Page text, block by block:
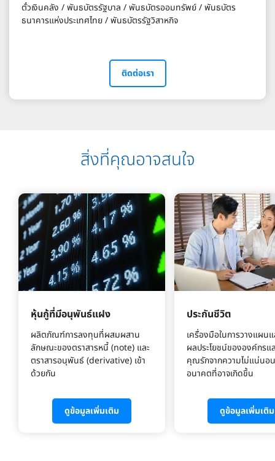
ตั๋วเงินคลัง / พันธบัตรรัฐบาล / พันธบัตรออมทรัพย์ / พันธบัตร
ธนาคารแห่งประเทศไทย / พันธบัตรรัฐวิสาหกิจ
ติดต่อเรา
สิ่งที่คุณอาจสนใจ
หุ้นกู้ที่มีอนุพันธ์แฝง
ผลิตภัณฑ์การลงทุนที่ผสมผสาน
ลักษณะของตราสารหนี้ (note) และ
ตราสารอนุพันธ์ (derivative) เข้า
ด้วยกัน
ดูข้อมูลเพิ่มเติม
ประกันชีวิต
เครื่องมือในการวางแผน
ผลประโยชน์ขององค์กรแ
คุณรักจากความไม่แน่นอ
อนาคตที่อาจเกิดขึ้น
ดูข้อมูลเพิ่มเติม